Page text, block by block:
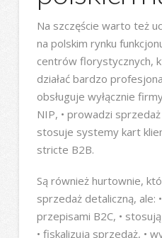
Na szczęście warto też
na polskim rynku
centrów florystycznych,
działać bardzo
obsługuje wyłącznie
NIP, • prowadzi
stosuje systemy kart
stricte B2B.
Są również hurtownie,
sprzedaż detaliczną, ale:
przepisami B2C, •
• fiskalizują sprzedaż, •